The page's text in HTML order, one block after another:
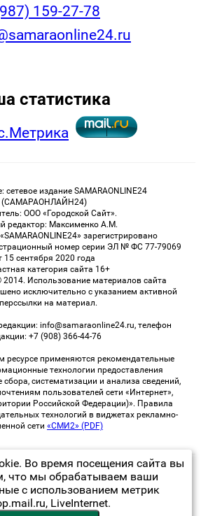
159-27-78
статистика
сетевое издание SAMARAONLINE24
(САМАРАОНЛАЙН24)
ООО «Городской Сайт».
редактор: Максименко А.М.
зарегистрировано
номер серии ЭЛ № ФС 77-79069
15 сентября 2020 года
категория сайта 16+
2014. Использование материалов сайта
исключительно с указанием активной
на материал.
info@samaraonline24.ru, телефон
+7 (908) 366-44-76
применяются рекомендательные
технологии предоставления
систематизации и анализа сведений,
пользователей сети «Интернет»,
Российской Федерации)». Правила
технологий в виджетах рекламно-
сети «СМИ2» (PDF)
| Все права защищены
категория сайта 16+
конфиденциальности
Во время посещения сайта вы
что мы обрабатываем ваши
с использованием метрик
LiveInternet.